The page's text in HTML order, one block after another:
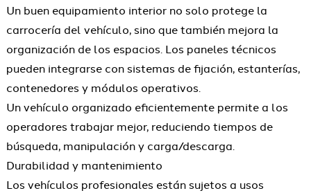
Un buen equipamiento interior no solo protege la
carrocería del vehículo, sino que también mejora la
organización de los espacios. Los paneles técnicos
pueden integrarse con sistemas de fijación, estanterías,
contenedores y módulos operativos.
Un vehículo organizado eficientemente permite a los
operadores trabajar mejor, reduciendo tiempos de
búsqueda, manipulación y carga/descarga.
Durabilidad y mantenimiento
Los vehículos profesionales están sujetos a usos